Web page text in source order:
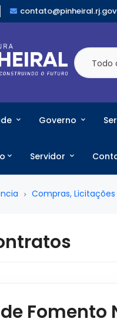
Todo
Governo
Servidor
Compras,
Fomento